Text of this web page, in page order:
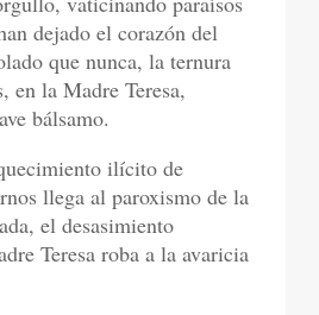
dejado el corazón del
que nunca, la ternura
en la Madre Teresa,
bálsamo.
ilícito de
llega al paroxismo de la
el desasimiento
Teresa roba a la avaricia